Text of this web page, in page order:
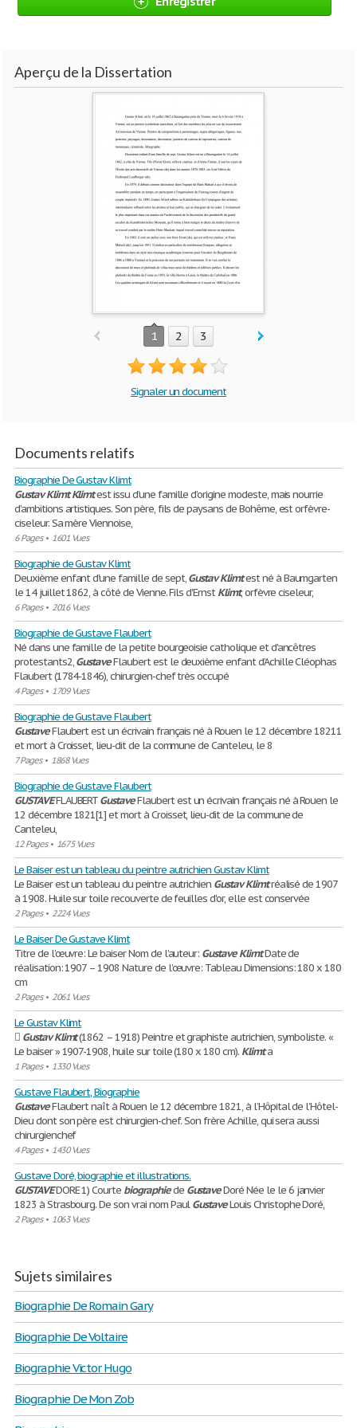
Aperçu de la Dissertation
1 2 3
Signaler un document
Documents relatifs
Biographie De Gustav Klimt
GustavKlimtKlimtest issu d’une famille d’origine modeste, mais nourrie
d’ambitions artistiques. Son père, fils de paysans de Bohême, est orfèvre-
ciseleur. Sa mère Viennoise,
6 Pages• 1601 Vues
Biographie de Gustav Klimt
Deuxième enfant d'une famille de sept,Gustav Klimtest né à Baumgarten
le 14 juillet 1862, à côté de Vienne. Fils d'ErnstKlimt, orfèvre ciseleur,
6 Pages• 2016 Vues
Biographie de Gustave Flaubert
Né dans une famille de la petite bourgeoisie catholique et d'ancêtres
protestants2,GustaveFlaubert est le deuxième enfant d’Achille Cléophas
Flaubert (1784-1846), chirurgien-chef très occupé
4 Pages• 1709 Vues
Biographie de Gustave Flaubert
GustaveFlaubert est un écrivain français né à Rouen le 12 décembre 18211
et mort à Croisset, lieu-dit de la commune de Canteleu, le 8
7 Pages• 1868 Vues
Biographie de Gustave Flaubert
GUSTAVEFLAUBERTGustaveFlaubert est un écrivain français né à Rouen le
12 décembre 1821[1] et mort à Croisset, lieu-dit de la commune de
Canteleu,
12 Pages• 1675 Vues
Le Baiser est un tableau du peintre autrichien Gustav Klimt
Le Baiser est un tableau du peintre autrichien GustavKlimtréalisé de 1907
à 1908. Huile sur toile recouverte de feuilles d'or, elle est conservée
2 Pages• 2224 Vues
Le Baiser De Gustave Klimt
Titre de l’œuvre: Le baiser Nom de l’auteur: Gustave KlimtDate de
réalisation: 1907 – 1908 Nature de l’œuvre: Tableau Dimensions: 180 x 180
cm
2 Pages• 2061 Vues
Le Gustav Klimt
 GustavKlimt(1862 – 1918) Peintre et graphiste autrichien, symboliste. «
Le baiser » 1907-1908, huile sur toile (180 x 180 cm). Klimta
1 Pages• 1330 Vues
Gustave Flaubert, Biographie
GustaveFlaubert naît à Rouen le 12 décembre 1821, à l’Hôpital de l’Hôtel-
Dieu dont son père est chirurgien-chef. Son frère Achille, qui sera aussi
chirurgienchef
4 Pages• 1430 Vues
Gustave Doré, biographie et illustrations.
GUSTAVEDORE 1) Courte biographiede GustaveDoré Née le le 6 janvier
1823 à Strasbourg. De son vrai nom PaulGustaveLouis Christophe Doré,
2 Pages• 1063 Vues
Sujets similaires
Biographie De Romain Gary
Biographie De Voltaire
Biographie Victor Hugo
Biographie De Mon Zob